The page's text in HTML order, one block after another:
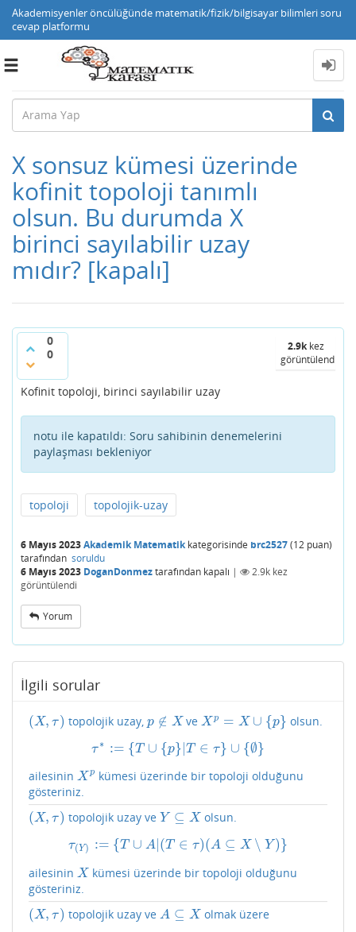
Akademisyenler öncülüğünde matematik/fizik/bilgisayar bilimleri soru
cevap platformu
Toggle
X sonsuz kümesi üzerinde
kofinit topoloji tanımlı
olsun. Bu durumda X
birinci sayılabilir uzay
mıdır? [kapalı]
0
0
2.9kkez
görüntülendi
Kofinit topoloji, birinci sayılabilir uzay
notu ile kapatıldı: Soru sahibinin denemelerini
paylaşması bekleniyor
topoloji topolojik-uzay
6 Mayıs 2023Akademik Matematikkategorisinde brc2527(12 puan)
tarafından soruldu
6 Mayıs 2023 DoganDonmeztarafından kapalı | 2.9k kez
görüntülendi
Yorum
İlgili sorular
(X, τ)
(X,τ) topolojik uzay, p ∉ X
p ∉X veX p = X ∪ {p}
Xp= X∪ {p} olsun.
τ ∗ := {T ∪ {p} |T ∈ τ} ∪ {∅}
τ ∗:= {T∪{ p}| T∈τ} ∪{∅}
ailesinin X p
Xp kümesi üzerinde bir topoloji olduğunu
gösteriniz.
(X, τ)
(X,τ) topolojik uzay ve Y ⊆ X
Y⊆X olsun.
τ(Y) := {T ∪ A (T ∈ τ)(A ⊆ X ∖ Y)}
τ(Y):={ T∪ A|(T∈ τ)(A⊆X ∖Y )}
ailesinin X
X kümesi üzerinde bir topoloji olduğunu
gösteriniz.
(X, τ)
(X,τ) topolojik uzay ve A ⊆ X
A⊆X olmak üzere